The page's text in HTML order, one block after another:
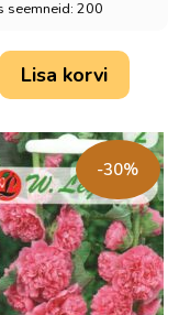
seemneid: 200
Lisa korvi
-30%